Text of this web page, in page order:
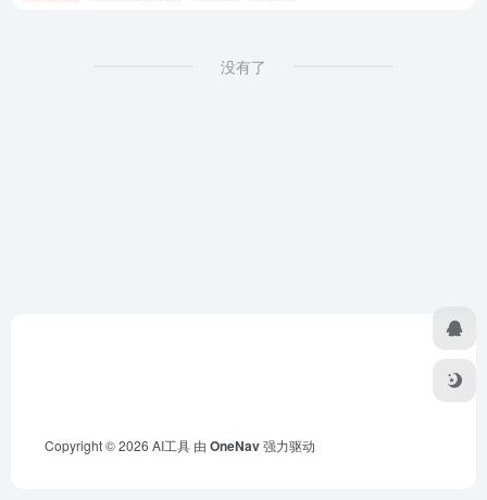
没有了
Copyright © 2026 AI工具 由 OneNav强力驱动